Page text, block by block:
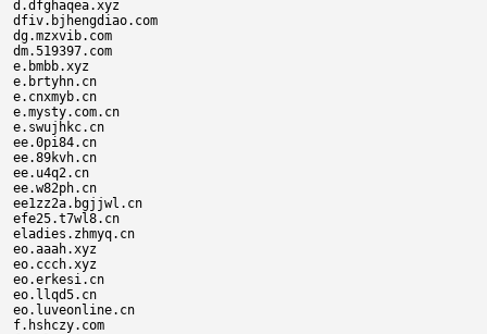
d.dfghaqea.xyz
dfiv.bjhengdiao.com
dg.mzxvib.com
dm.519397.com
e.bmbb.xyz
e.brtyhn.cn
e.cnxmyb.cn
e.mysty.com.cn
e.swujhkc.cn
ee.0pi84.cn
ee.89kvh.cn
ee.u4q2.cn
ee.w82ph.cn
ee1zz2a.bgjjwl.cn
efe25.t7wl8.cn
eladies.zhmyq.cn
eo.aaah.xyz
eo.ccch.xyz
eo.erkesi.cn
eo.llqd5.cn
eo.luveonline.cn
f.hshczy.com